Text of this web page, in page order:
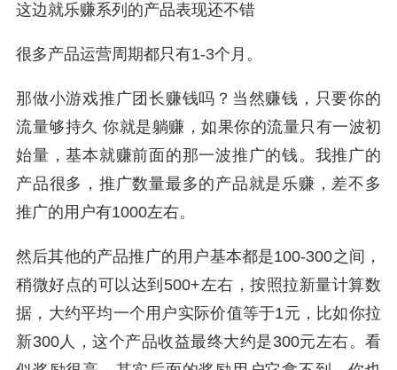
这边就乐赚系列的产品表现还不错
很多产品运营周期都只有1-3个月。
那做小游戏推广团长赚钱吗？当然赚钱，只要你的
流量够持久 你就是躺赚，如果你的流量只有一波初
始量，基本就赚前面的那一波推广的钱。我推广的
产品很多，推广数量最多的产品就是乐赚，差不多
推广的用户有1000左右。
然后其他的产品推广的用户基本都是100-300之间，
稍微好点的可以达到500+左右，按照拉新量计算数
据，大约平均一个用户实际价值等于1元，比如你拉
新300人，这个产品收益最终大约是300元左右。看